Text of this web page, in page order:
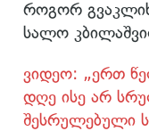
როგორ
სალო
ვიდეო: „ერთ
დღე ისე არ
შესრულებული